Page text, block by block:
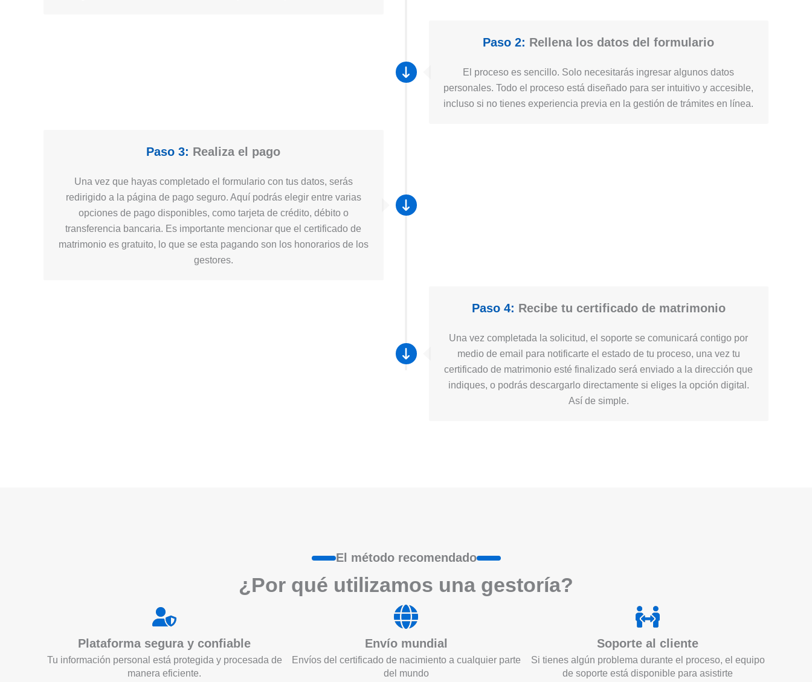
Paso 2: Rellena los datos del formulario
El proceso es sencillo. Solo necesitarás ingresar algunos datos
personales. Todo el proceso está diseñado para ser intuitivo y accesible,
incluso si no tienes experiencia previa en la gestión de trámites en línea.
Paso 3: Realiza el pago
Una vez que hayas completado el formulario con tus datos, serás
redirigido a la página de pago seguro. Aquí podrás elegir entre varias
opciones de pago disponibles, como tarjeta de crédito, débito o
transferencia bancaria. Es importante mencionar que el certificado de
matrimonio es gratuito, lo que se esta pagando son los honorarios de los
gestores.
Paso 4: Recibe tu certificado de matrimonio
Una vez completada la solicitud, el soporte se comunicará contigo por
medio de email para notificarte el estado de tu proceso, una vez tu
certificado de matrimonio esté finalizado será enviado a la dirección que
indiques, o podrás descargarlo directamente si eliges la opción digital.
Así de simple.
El método recomendado
¿Por qué utilizamos una gestoría?
Plataforma segura y confiable
Tu información personal está protegida y procesada de
manera eficiente.
Envío mundial
Envíos del certificado de nacimiento a cualquier parte
del mundo
Soporte al cliente
Si tienes algún problema durante el proceso, el equipo
de soporte está disponible para asistirte